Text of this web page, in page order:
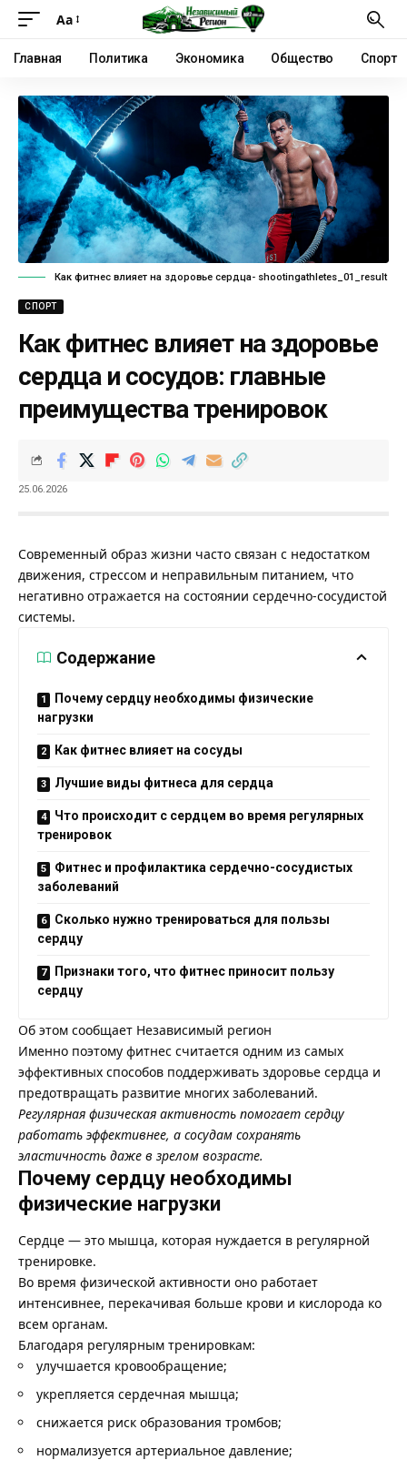
Аа
Главная Политика Экономика Общество Спорт
Как фитнес влияет на здоровье сердца- shootingathletes_01_result
СПОРТ
Как фитнес влияет на здоровье
сердца и сосудов: главные
преимущества тренировок
25.06.2026
Современный образ жизни часто связан с недостатком
движения, стрессом и неправильным питанием, что
негативно отражается на состоянии сердечно-сосудистой
системы.
Содержание
Почему сердцу необходимы физические
нагрузки
Как фитнес влияет на сосуды
Лучшие виды фитнеса для сердца
Что происходит с сердцем во время регулярных
тренировок
Фитнес и профилактика сердечно-сосудистых
заболеваний
Сколько нужно тренироваться для пользы
сердцу
Признаки того, что фитнес приносит пользу
сердцу
Об этом сообщает Независимый регион
Именно поэтому фитнес считается одним из самых
эффективных способов поддерживать здоровье сердца и
предотвращать развитие многих заболеваний.
Регулярная физическая активность помогает сердцу
работать эффективнее, а сосудам сохранять
эластичность даже в зрелом возрасте.
Почему сердцу необходимы
физические нагрузки
Сердце — это мышца, которая нуждается в регулярной
тренировке.
Во время физической активности оно работает
интенсивнее, перекачивая больше крови и кислорода ко
всем органам.
Благодаря регулярным тренировкам:
улучшается кровообращение;
укрепляется сердечная мышца;
снижается риск образования тромбов;
нормализуется артериальное давление;